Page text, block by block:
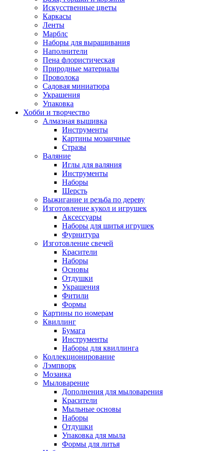
Искусственные цветы
Каркасы
Ленты
Марблс
Наборы для выращивания
Наполнители
Пена флористическая
Природные материалы
Проволока
Садовая миниатюра
Украшения
Упаковка
Хобби и творчество
Алмазная вышивка
Инструменты
Картины мозаичные
Стразы
Валяние
Иглы для валяния
Инструменты
Наборы
Шерсть
Выжигание и резьба по дереву
Изготовление кукол и игрушек
Аксессуары
Наборы для шитья игрушек
Фурнитура
Изготовление свечей
Красители
Наборы
Основы
Отдушки
Украшения
Фитили
Формы
Картины по номерам
Квиллинг
Бумага
Инструменты
Наборы для квиллинга
Коллекционирование
Лэмпворк
Мозаика
Мыловарение
Дополнения для мыловарения
Красители
Мыльные основы
Наборы
Отдушки
Упаковка для мыла
Формы для литья